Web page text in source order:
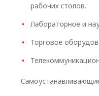
рабочих столов.
Лабораторное и
Торговое